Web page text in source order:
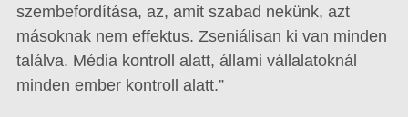
szembefordítása, az, amit szabad nekünk, azt
másoknak nem effektus. Zseniálisan ki van minden
találva. Média kontroll alatt, állami vállalatoknál
minden ember kontroll alatt.”